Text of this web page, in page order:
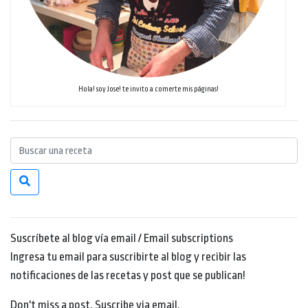
Hola! soy Jose! te invito a comerte mis páginas!
Suscríbete al blog vía email / Email subscriptions
Ingresa tu email para suscribirte al blog y recibir las
notificaciones de las recetas y post que se publican!
Don't miss a post. Suscribe via email.